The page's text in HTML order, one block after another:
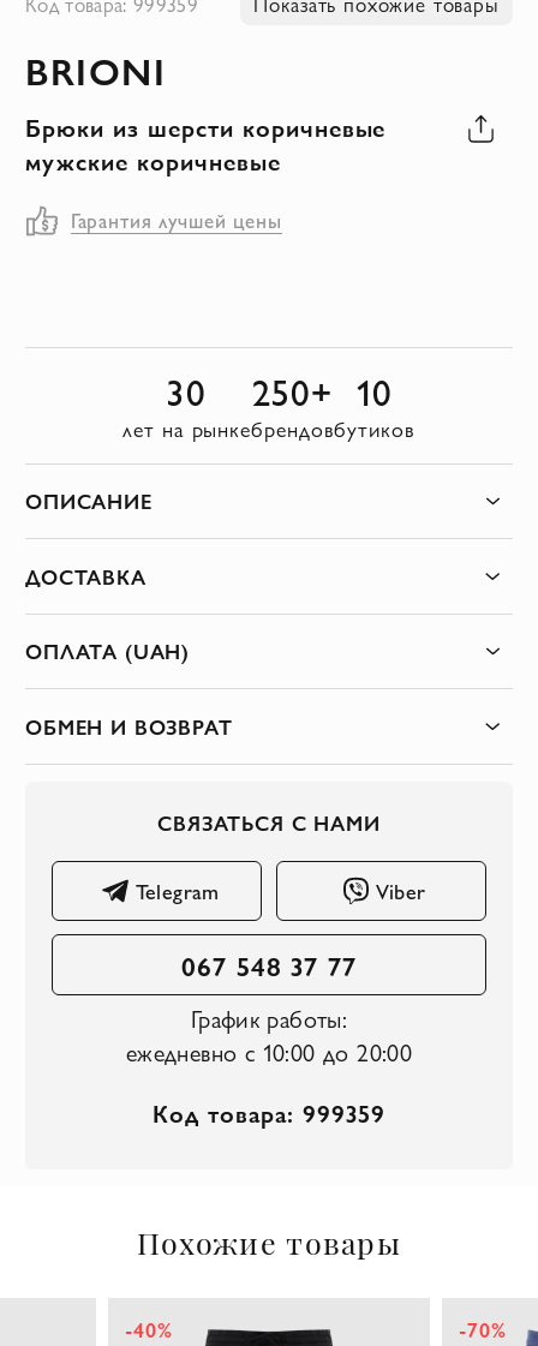
началу
изображений
BRIONI
Брюки из шерсти коричневые
мужские коричневые
Гарантия лучшей цены
30
лет на рынке
250+
брендов
10
бутиков
ОПИСАНИЕ
ДОСТАВКА
ОПЛАТА (UAH)
ОБМЕН И ВОЗВРАТ
СВЯЗАТЬСЯ С НАМИ
Telegram Viber
067 548 37 77
График работы:
ежедневно с 10:00 до 20:00
Код товара: 999359
Похожие товары
-40% -70%